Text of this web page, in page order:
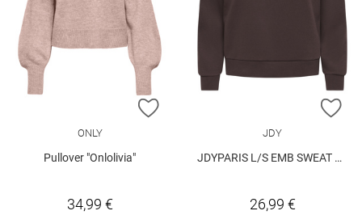
ZUR WUNSCHLISTE HINZUFÜGEN
ONLY
Pullover "Onlolivia"
34,99 €
JDY
JDYPARIS L/S EMB SWEAT JRS
26,99 €